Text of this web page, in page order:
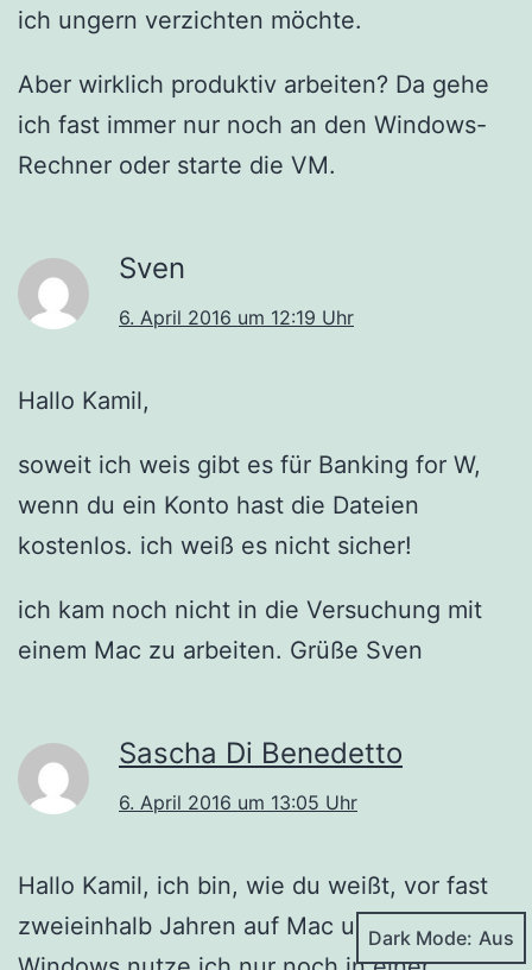
ich ungern verzichten möchte.
Aber wirklich produktiv arbeiten? Da gehe
ich fast immer nur noch an den Windows-
Rechner oder starte die VM.
Sven
6. April 2016 um 12:19 Uhr
Hallo Kamil,
soweit ich weis gibt es für Banking for W,
wenn du ein Konto hast die Dateien
kostenlos. ich weiß es nicht sicher!
ich kam noch nicht in die Versuchung mit
einem Mac zu arbeiten. Grüße Sven
Sascha Di Benedetto
6. April 2016 um 13:05 Uhr
Hallo Kamil, ich bin, wie du weißt, vor fast
zweieinhalb Jahren auf Mac umgestiegen.
Dark Mode: